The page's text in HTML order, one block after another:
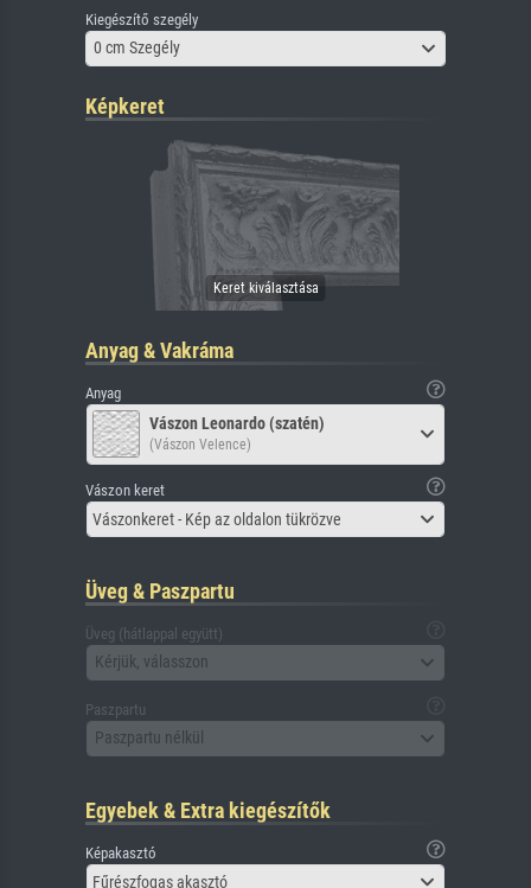
Kiegészítő szegély
0 cm Szegély
Képkeret
Anyag & Vakráma
Anyag
Vászon Leonardo (szatén)
(Vászon Velence)
Vászon keret
Vászonkeret - Kép az oldalon tükrözve
Üveg & Paszpartu
Üveg (hátlappal együtt)
Kérjük, válasszon
Paszpartu
Paszpartu nélkül
Egyebek & Extra kiegészítők
Képakasztó
Fűrészfogas akasztó